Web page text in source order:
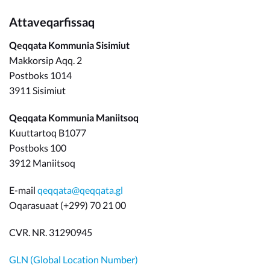
Attaveqarfissaq
Qeqqata Kommunia Sisimiut
Makkorsip Aqq. 2
Postboks 1014
3911 Sisimiut
Qeqqata Kommunia Maniitsoq
Kuuttartoq B1077
Postboks 100
3912 Maniitsoq
E-mail qeqqata@qeqqata.gl
Oqarasuaat (+299) 70 21 00
CVR. NR. 31290945
GLN (Global Location Number)